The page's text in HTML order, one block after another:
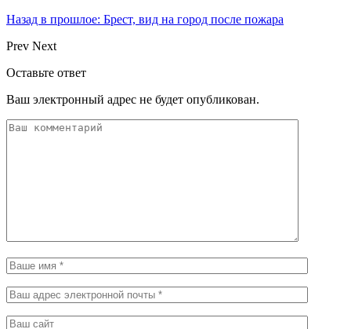
Назад в прошлое: Брест, вид на город после пожара
Prev Next
Оставьте ответ
Ваш электронный адрес не будет опубликован.